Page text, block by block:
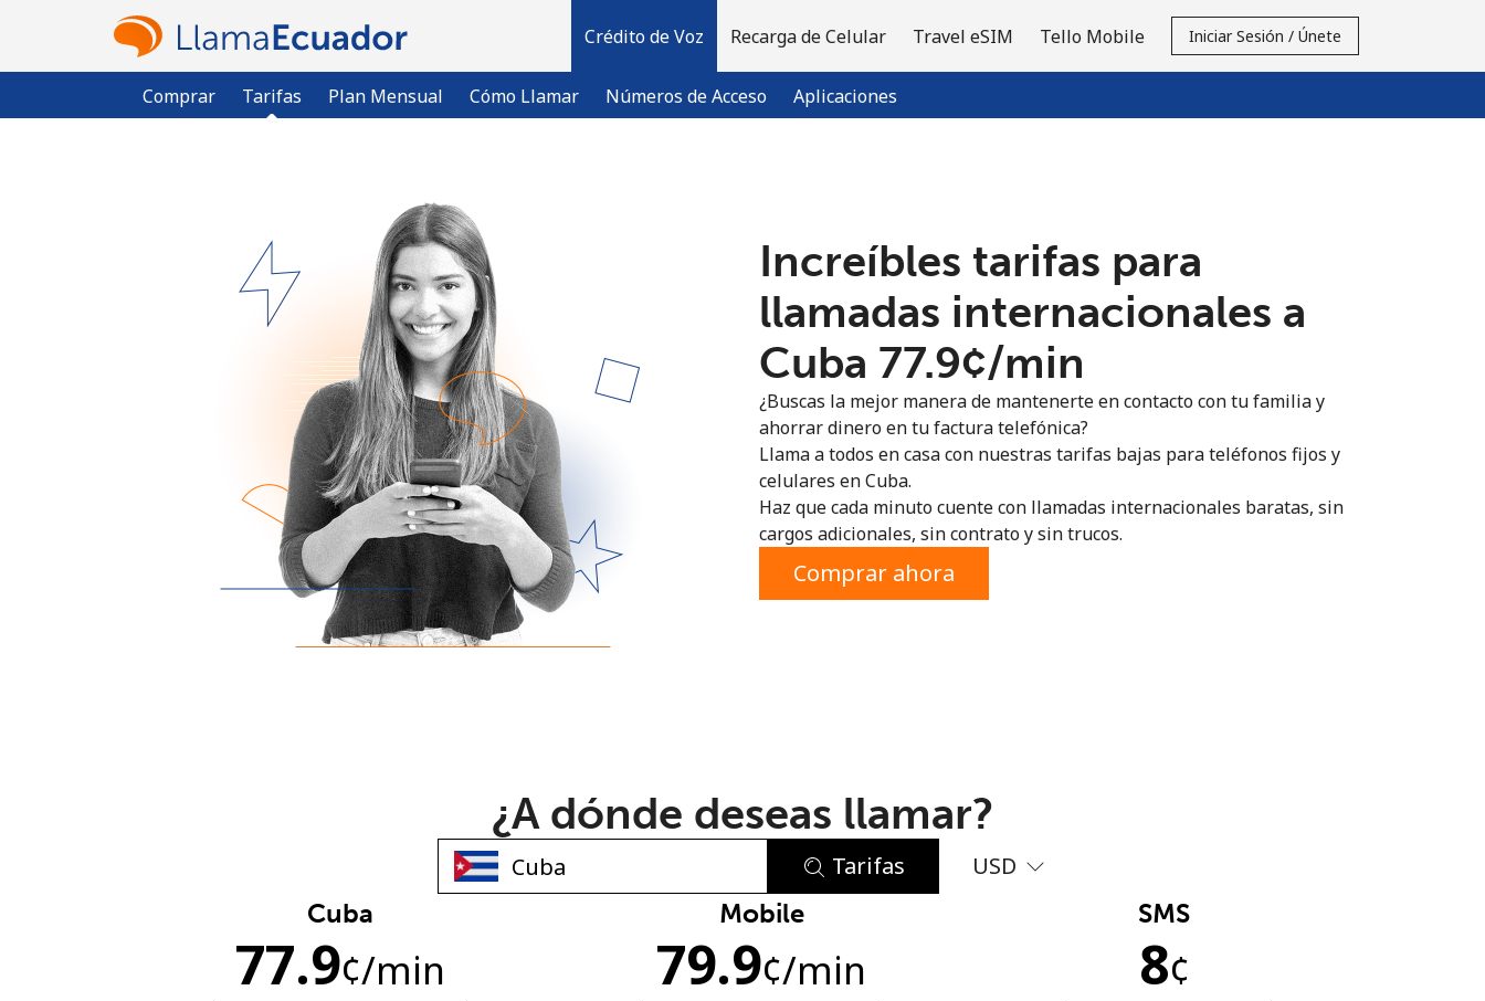
Crédito de Voz
Comprar Tarifas Plan Mensual Cómo Llamar Números de Acceso Aplicaciones
Recarga de Celular Travel eSIM Tello Mobile Iniciar Sesión / Únete
¿Ya tienes una cuenta? Inicia sesión →
Regístrate con
No se ha creado una contraseña
Mínimo 8 caracteres
Una letra mayúscula y una minúscula
Increíbles tarifas para
llamadas internacionales a
Cuba ⁦77.9¢⁩/min
¿Buscas la mejor manera de mantenerte en contacto con tu familia y
ahorrar dinero en tu factura telefónica?
Llama a todos en casa con nuestras tarifas bajas para teléfonos fijos y
celulares en Cuba.
Haz que cada minuto cuente con llamadas internacionales baratas, sin
cargos adicionales, sin contrato y sin trucos.
Comprar ahora
¿A dónde deseas llamar?
Tarifas USD
Cuba
77.9¢/min
Mobile
79.9¢/min
SMS
8¢